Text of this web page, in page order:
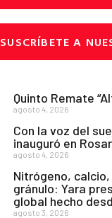
SUSCRÍBETE A
Quinto Remate
agosto 4, 2026
Con la voz del
inauguró en
agosto 4, 2026
Nitrógeno,
gránulo: Yara
global hecho
agosto 3, 2026